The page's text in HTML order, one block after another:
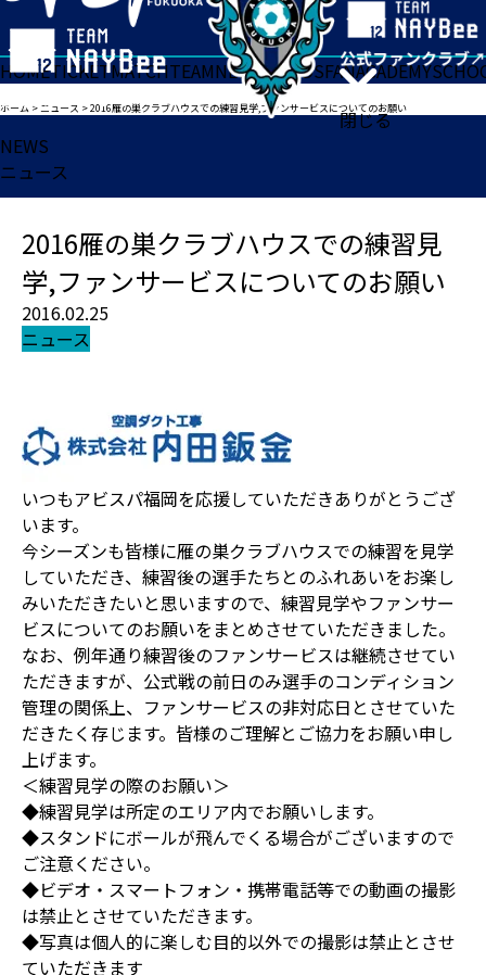
閉じる
HOMETICKETMATCHTEAMNEWSGOODSFANACADEMY
ホーム >ニュース >2016雁の巣クラブハウスでの練習見学,ファンサービスについてのお願い
NEWS
ニュース
2016雁の巣クラブハウスでの練習見
学,ファンサービスについてのお願い
2016.02.25
ニュース
いつもアビスパ福岡を応援していただきありがとうござ
います。
今シーズンも皆様に雁の巣クラブハウスでの練習を見学
していただき、練習後の選手たちとのふれあいをお楽し
みいただきたいと思いますので、練習見学やファンサー
ビスについてのお願いをまとめさせていただきました。
なお、例年通り練習後のファンサービスは継続させてい
ただきますが、公式戦の前日のみ選手のコンディション
管理の関係上、ファンサービスの非対応日とさせていた
だきたく存じます。皆様のご理解とご協力をお願い申し
上げます。
＜練習見学の際のお願い＞
◆練習見学は所定のエリア内でお願いします。
◆スタンドにボールが飛んでくる場合がございますので
ご注意ください。
◆ビデオ・スマートフォン・携帯電話等での動画の撮影
は禁止とさせていただきます。
◆写真は個人的に楽しむ目的以外での撮影は禁止とさせ
ていただきます